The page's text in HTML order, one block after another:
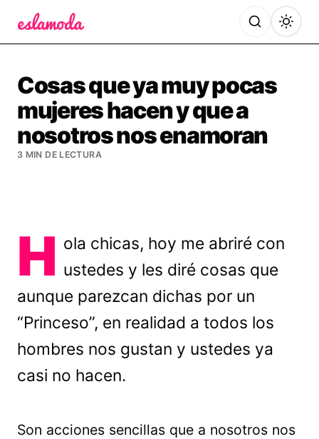
Cosas que ya muy pocas
mujeres hacen y que a
nosotros nos enamoran
3 MIN DE LECTURA
H ola chicas, hoy me abriré con
ustedes y les diré cosas que
aunque parezcan dichas por un
“Princeso”, en realidad a todos los
hombres nos gustan y ustedes ya
casi no hacen.
Son acciones sencillas que a nosotros nos